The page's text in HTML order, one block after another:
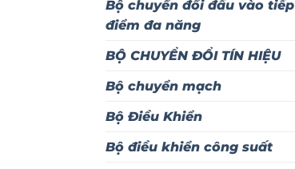
Bộ chuyển đổi đầu vào tiếp
điểm đa năng
BỘ CHUYỂN ĐỔI TÍN HIỆU
Bộ chuyển mạch
Bộ Điều Khiển
Bộ điều khiển công suất